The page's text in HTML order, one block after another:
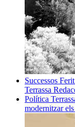
Successos
Terrassa
Política
modernitzar